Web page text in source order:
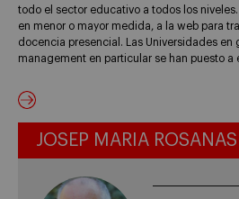
todo el sector educativo a todos los
en menor o mayor medida, a la web para
docencia presencial. Las Universidades en
management en particular se han puesto a
JOSEP MARIA ROSANAS